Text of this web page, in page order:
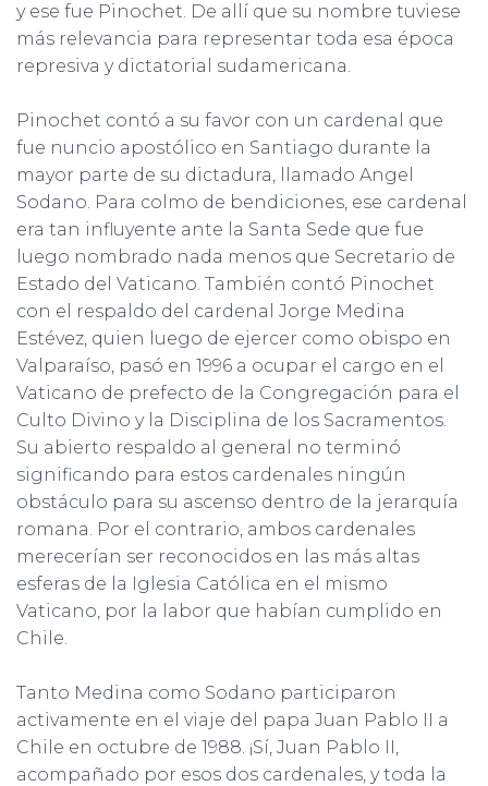
y ese fue Pinochet. De allí que su nombre tuviese
más relevancia para representar toda esa época
represiva y dictatorial sudamericana.
Pinochet contó a su favor con un cardenal que
fue nuncio apostólico en Santiago durante la
mayor parte de su dictadura, llamado Angel
Sodano. Para colmo de bendiciones, ese cardenal
era tan influyente ante la Santa Sede que fue
luego nombrado nada menos que Secretario de
Estado del Vaticano. También contó Pinochet
con el respaldo del cardenal Jorge Medina
Estévez, quien luego de ejercer como obispo en
Valparaíso, pasó en 1996 a ocupar el cargo en el
Vaticano de prefecto de la Congregación para el
Culto Divino y la Disciplina de los Sacramentos.
Su abierto respaldo al general no terminó
significando para estos cardenales ningún
obstáculo para su ascenso dentro de la jerarquía
romana. Por el contrario, ambos cardenales
merecerían ser reconocidos en las más altas
esferas de la Iglesia Católica en el mismo
Vaticano, por la labor que habían cumplido en
Chile.
Tanto Medina como Sodano participaron
activamente en el viaje del papa Juan Pablo II a
Chile en octubre de 1988. ¡Sí, Juan Pablo II,
acompañado por esos dos cardenales, y toda la